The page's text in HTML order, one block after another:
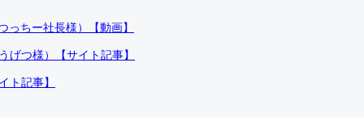
ちー社長様）【動画】
げつ様）【サイト記事】
ト記事】